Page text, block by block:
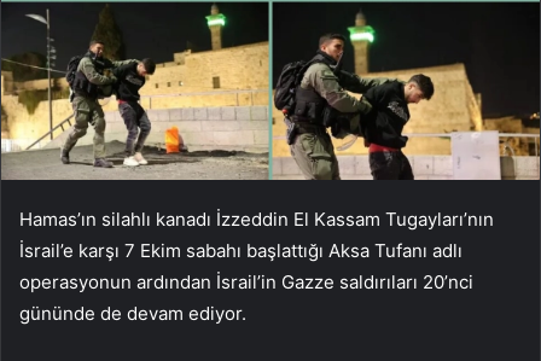
Hamas’ın silahlı kanadı İzzeddin El Kassam Tugayları’nın
İsrail’e karşı 7 Ekim sabahı başlattığı Aksa Tufanı adlı
operasyonun ardından İsrail’in Gazze saldırıları 20’nci
gününde de devam ediyor.